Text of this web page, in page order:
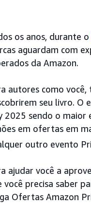
os anos, durante o
aguardam com
da Amazon.
autores como
seu livro. O
2025 sendo o maior
em ofertas em
outro evento
ajudar você a
você precisa saber
Ofertas Amazon